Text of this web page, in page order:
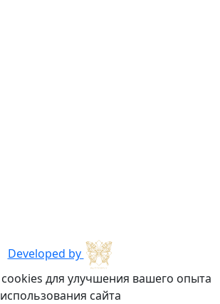
Developed by
для улучшения вашего опыта
использования сайта